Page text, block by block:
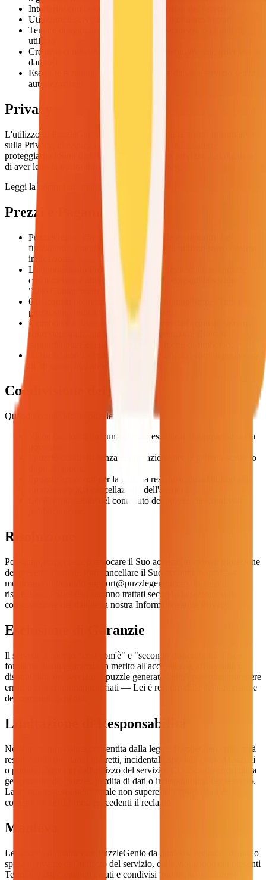
Interferire con la sicurezza o le prestazioni del servizio
Utilizzare il servizio per scopi illegali o non autorizzati
Tentare di aggirare le funzionalità di sicurezza o i limiti di
utilizzo
Creare o condividere puzzle con contenuti illegali, offensivi o
dannosi
Eseguire scraping, crawling o raccolta dati dal servizio senza
autorizzazione
Privacy
L'utilizzo di PuzzleGenio è regolato anche dalla nostra Informativa
sulla Privacy, che spiega come raccogliamo, utilizziamo e
proteggiamo i Suoi dati. Utilizzando il nostro servizio, Lei dichiara
di aver letto la nostra Informativa sulla Privacy.
Leggi la nostra Informativa sulla Privacy
Prezzi e Pagamenti
PuzzleGenio offre funzionalità gratuite e premium. Le
funzionalità gratuite non hanno limiti di utilizzo salvo diversa
indicazione.
L'abbonamento Pro include i diritti commerciali sui puzzle
creati mentre è attivo — per i dettagli, consulti la sezione
"Uso Commerciale".
Gli acquisti premium sono elaborati tramite Stripe. Tutti i
prezzi sono indicati prima dell'acquisto.
Il rimborso è disponibile entro 7 giorni dall'acquisto se non
sono state utilizzate le funzionalità premium. Contatti
support@puzzlegenio.com
per le richieste di rimborso.
Ci riserviamo il diritto di modificare i prezzi con un preavviso
di 30 giorni agli abbonati esistenti.
Condivisione dei Puzzle
Quando condivide un puzzle:
Viene creato un link univoco accessibile a chiunque ne sia in
I puzzle condivisi senza approvazione per la galleria scadono
I puzzle approvati per la galleria restano accessibili fino alla
rimozione o alla cancellazione dell'account.
Lei è responsabile del contenuto dei puzzle che condivide
Risoluzione
Possiamo sospendere o revocare il Suo accesso in caso di violazione
dei presenti Termini. Può cancellare il Suo account in qualsiasi
momento contattando
support@puzzlegenio.com
risoluzione, i Suoi dati saranno trattati secondo la sezione sulla
conservazione dei dati della nostra Informativa sulla Privacy.
Esclusione di Garanzie
Il servizio è fornito "così com'è" e "secondo disponibilità". Non
forniamo alcuna garanzia in merito all'accuratezza, affidabilità o
disponibilità del servizio. I puzzle generati dall'IA possono contenere
errori o contenuti inappropriati — Lei è responsabile della revisione
dei contenuti generati.
Limitazione di Responsabilità
Nella misura massima consentita dalla legge, PuzzleGenio non sarà
responsabile per danni indiretti, incidentali, speciali, consequenziali
o punitivi derivanti dall'utilizzo del servizio. Ciò include errori nella
generazione dei puzzle, perdita di dati o indisponibilità del servizio.
La nostra responsabilità totale non supererà l'importo da Lei
corrisposto nei 12 mesi precedenti il reclamo.
Manleva
Lei accetta di manlevare PuzzleGenio da qualsiasi reclamo, danno o
spesa derivante dall'utilizzo del servizio, dalla violazione dei presenti
Termini o dai contenuti creati e condivisi tramite la piattaforma.